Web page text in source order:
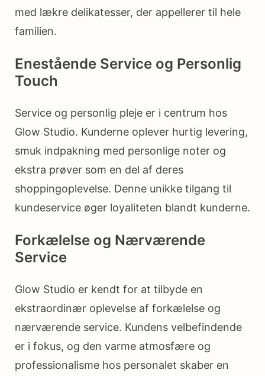
med lækre delikatesser, der appellerer til hele
familien.
Enestående Service og Personlig
Touch
Service og personlig pleje er i centrum hos
Glow Studio. Kunderne oplever hurtig levering,
smuk indpakning med personlige noter og
ekstra prøver som en del af deres
shoppingoplevelse. Denne unikke tilgang til
kundeservice øger loyaliteten blandt kunderne.
Forkælelse og Nærværende
Service
Glow Studio er kendt for at tilbyde en
ekstraordinær oplevelse af forkælelse og
nærværende service. Kundens velbefindende
er i fokus, og den varme atmosfære og
professionalisme hos personalet skaber en